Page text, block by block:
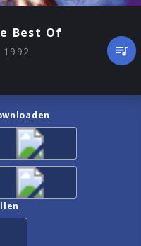
Best Of
1992